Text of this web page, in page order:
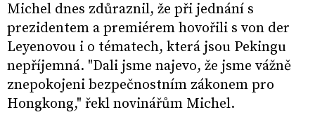
Michel dnes zdůraznil, že při jednání s
prezidentem a premiérem hovořili s von der
Leyenovou i o tématech, která jsou Pekingu
nepříjemná. "Dali jsme najevo, že jsme vážně
znepokojeni bezpečnostním zákonem pro
Hongkong," řekl novinářům Michel.